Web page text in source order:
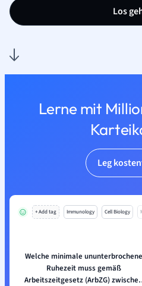
Los
Lerne mit
Leg
+ Add tag Immunology Cell Biology
Welche minimale ununterbrochene
Ruhezeit muss gemäß
Arbeitszeitgesetz (ArbZG) zwischen